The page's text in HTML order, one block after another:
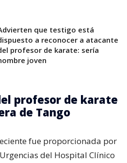
que testigo está
a reconocer a atacante
profesor de karate: sería
joven
profesor de karate
de Tango
fue proporcionada por
del Hospital Clínico